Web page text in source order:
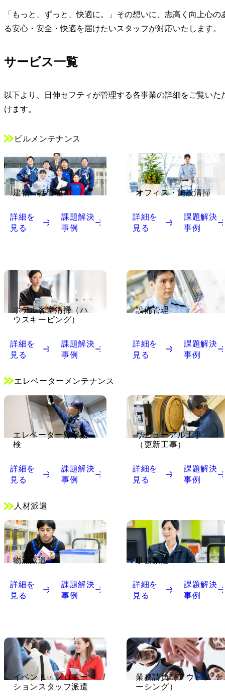
「もっと、ずっと、快適に。」その想いに、志高く向上心の
る安心・安全・快適を届けたいスタッフが対応いたします。
サービス一覧
以下より、日伸セフティが管理する各事業の詳細をご覧いた
けます。
ビルメンテナンス
建物一括管理
詳細を
見る
課題解決
事例
オフィス・施設清掃
詳細を
見る
課題解決
事例
ホテル客室清掃（ハ
ウスキーピング）
詳細を
見る
課題解決
事例
設備管理
詳細を
見る
課題解決
事例
エレベーターメンテナンス
エレベーター保守点
検
詳細を
見る
課題解決
事例
リニューアル工事
（更新工事）
詳細を
見る
課題解決
事例
人材派遣
物流派遣
詳細を
見る
課題解決
事例
事務派遣
詳細を
見る
課題解決
事例
イベント・プロモー
ションスタッフ派遣
業務請負（アウトソ
ーシング）